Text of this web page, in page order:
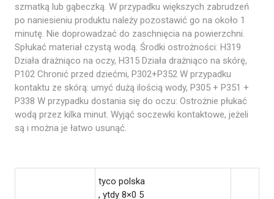
szmatką lub gąbeczką. W przypadku większych zabrudzeń
po naniesieniu produktu należy pozostawić go na około 1
minutę. Nie doprowadzać do zaschnięcia na powierzchni.
Spłukać materiał czystą wodą. Środki ostrożności: H319
Działa drażniąco na oczy, H315 Działa drażniąco na skórę,
P102 Chronić przed dziećmi, P302+P352 W przypadku
kontaktu ze skórą: umyć dużą ilością wody, P305 + P351 +
P338 W przypadku dostania się do oczu: Ostrożnie płukać
wodą przez kilka minut. Wyjąć soczewki kontaktowe, jeżeli
są i można je łatwo usunąć.
tyco polska
, ytdy 8×0 5